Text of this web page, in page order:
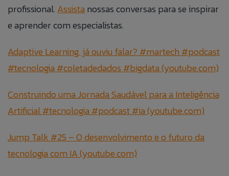
profissional. Assista nossas conversas para se inspirar
e aprender com especialistas.
Adaptive Learning, já ouviu falar? #martech #podcast
#tecnologia #coletadedados #bigdata (youtube.com)
Construindo uma Jornada Saudável para a Inteligência
Artificial #tecnologia #podcast #ia (youtube.com)
Jump Talk #25 – O desenvolvimento e o futuro da
tecnologia com IA (youtube.com)